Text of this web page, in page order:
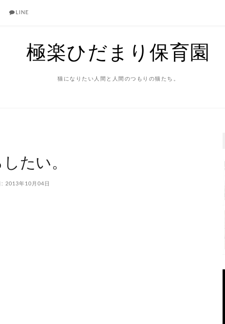
LINE
極楽ひだまり保育園
猫になりたい人間と人間のつもりの猫たち。
たい。
: 2013年10月04日